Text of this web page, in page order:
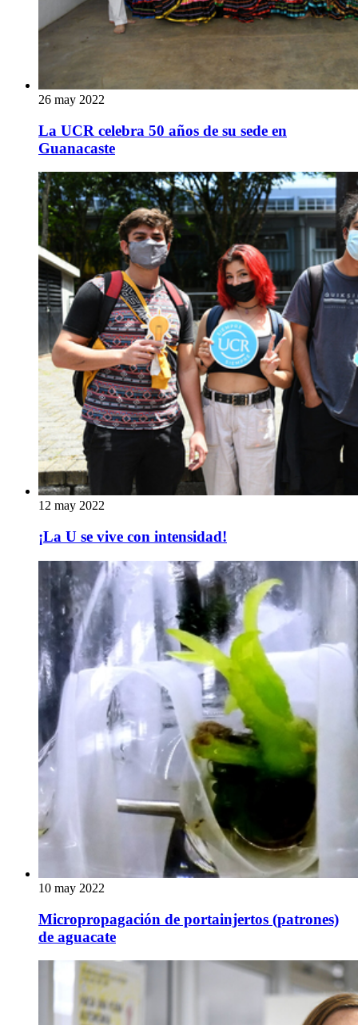
26 may 2022
La UCR celebra 50 años de su sede en
Guanacaste
12 may 2022
¡La U se vive con intensidad!
10 may 2022
Micropropagación de portainjertos (patrones)
de aguacate